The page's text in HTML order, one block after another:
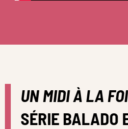
UN MIDI À LA
SÉRIE BALADO